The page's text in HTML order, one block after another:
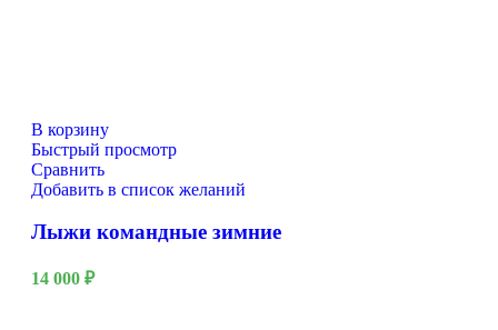
В корзину
Быстрый просмотр
Сравнить
Добавить в список желаний
Лыжи командные зимние
14 000 ₽